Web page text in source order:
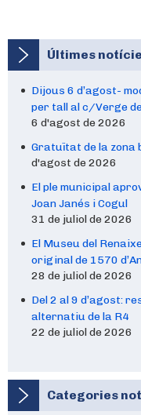
Últimes
Dijous 6 d’agost-
per tall al c/Verge
6 d'agost de 2026
Gratuïtat de la zona
d'agost de 2026
El ple municipal
Joan Janés i Cogul
31 de juliol de 2026
El Museu del
original de 1570
28 de juliol de 2026
Del 2 al 9 d’agost:
alternatiu de la R4
22 de juliol de 2026
Categories